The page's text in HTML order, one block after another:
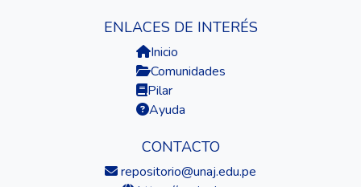
ENLACES DE INTERÉS
Inicio
Comunidades
Pilar
Ayuda
CONTACTO
repositorio@unaj.edu.pe